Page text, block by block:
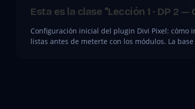
Esta es la clase "Lección 1 · DP 2
Configuración inicial del plugin Divi Pixel: cómo
listas antes de meterte con los módulos. La